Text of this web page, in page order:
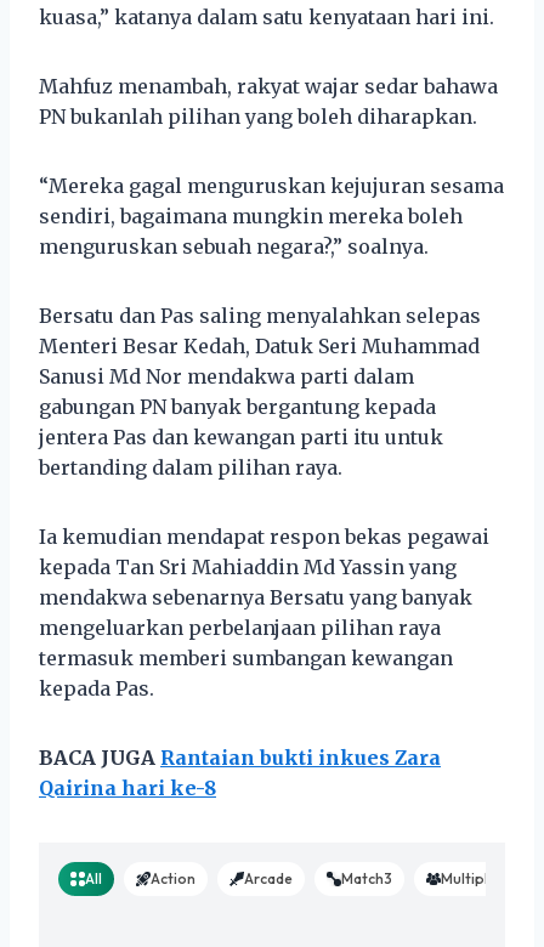
kuasa,” katanya dalam satu kenyataan hari ini.
Mahfuz menambah, rakyat wajar sedar bahawa
PN bukanlah pilihan yang boleh diharapkan.
“Mereka gagal menguruskan kejujuran sesama
sendiri, bagaimana mungkin mereka boleh
menguruskan sebuah negara?,” soalnya.
Bersatu dan Pas saling menyalahkan selepas
Menteri Besar Kedah, Datuk Seri Muhammad
Sanusi Md Nor mendakwa parti dalam
gabungan PN banyak bergantung kepada
jentera Pas dan kewangan parti itu untuk
bertanding dalam pilihan raya.
Ia kemudian mendapat respon bekas pegawai
kepada Tan Sri Mahiaddin Md Yassin yang
mendakwa sebenarnya Bersatu yang banyak
mengeluarkan perbelanjaan pilihan raya
termasuk memberi sumbangan kewangan
kepada Pas.
BACA JUGA Rantaian bukti inkues Zara
Qairina hari ke-8